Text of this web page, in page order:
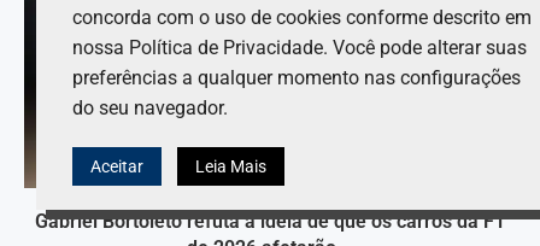
Gabriel Bortoleto refuta a ideia de que os carros da F1
concorda com o uso de cookies conforme descrito em
nossa Política de Privacidade. Você pode alterar suas
preferências a qualquer momento nas configurações
do seu navegador.
Aceitar Leia Mais